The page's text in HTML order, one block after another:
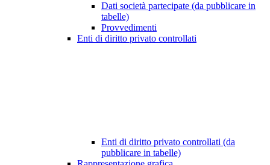
Dati società partecipate (da pubblicare in
tabelle)
Provvedimenti
Enti di diritto privato controllati
Enti di diritto privato controllati (da
pubblicare in tabelle)